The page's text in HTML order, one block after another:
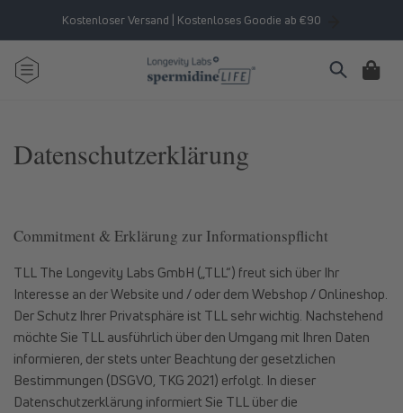
Inhalt
Kostenloser Versand | Kostenloses Goodie ab €90
Warenkorb
Datenschutzerklärung
Commitment & Erklärung zur Informationspflicht
TLL The Longevity Labs GmbH („TLL“) freut sich über Ihr
Interesse an der Website und / oder dem Webshop / Onlineshop.
Der Schutz Ihrer Privatsphäre ist TLL sehr wichtig. Nachstehend
möchte Sie TLL ausführlich über den Umgang mit Ihren Daten
informieren, der stets unter Beachtung der gesetzlichen
Bestimmungen (DSGVO, TKG 2021) erfolgt. In dieser
Datenschutzerklärung informiert Sie TLL über die